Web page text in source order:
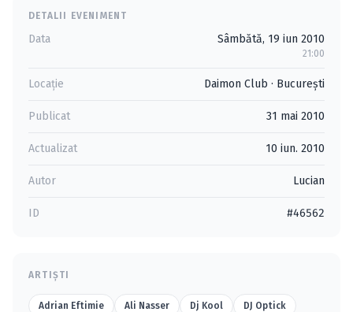
DETALII EVENIMENT
Data Sâmbătă, 19 iun 2010
21:00
Locație Daimon Club · Bucureşti
Publicat 31 mai 2010
Actualizat 10 iun. 2010
Autor Lucian
ID #46562
ARTIȘTI
Adrian Eftimie Ali Nasser Dj Kool DJ Optick